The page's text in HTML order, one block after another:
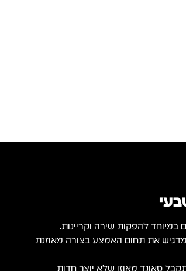
את תחום האמצע בצורה מאוזנת
סאונד מאוזן שלא יוצר חדות